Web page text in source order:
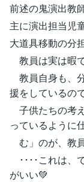
前述の鬼演出教
主に演出担当児
大道具移動の分
教員は実は暇
教員自身も、
援をしているの
子供たちの考
っているように
む」のが、教
････これは、
がいい💚